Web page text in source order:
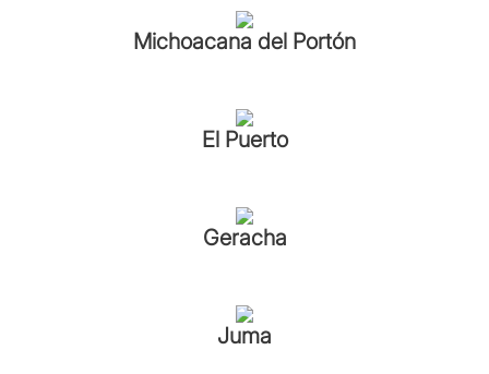
Michoacana del Portón
El Puerto
Geracha
Juma